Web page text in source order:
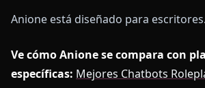
Anione está diseñado para escritores.
Ve cómo Anione se compara con
específicas: Mejores Chatbots